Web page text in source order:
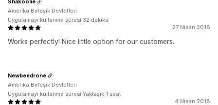
27 Nisan 2016
Works perfectly! Nice little option for our customers.
Amerika Birleşik Devletleri
Uygulamayı kullanma süresi:32 dakika
4 Nisan 2018
Newbeedrone
Amerika Birleşik Devletleri
Uygulamayı kullanma süresi:Yaklaşık 1 saat